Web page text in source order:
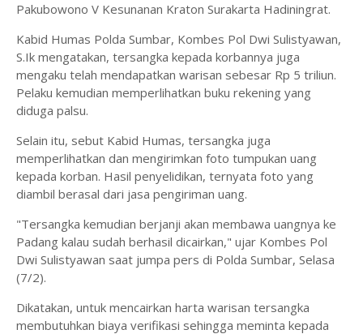
Pakubowono V Kesunanan Kraton Surakarta Hadiningrat.
Kabid Humas Polda Sumbar, Kombes Pol Dwi Sulistyawan,
S.Ik mengatakan, tersangka kepada korbannya juga
mengaku telah mendapatkan warisan sebesar Rp 5 triliun.
Pelaku kemudian memperlihatkan buku rekening yang
diduga palsu.
Selain itu, sebut Kabid Humas, tersangka juga
memperlihatkan dan mengirimkan foto tumpukan uang
kepada korban. Hasil penyelidikan, ternyata foto yang
diambil berasal dari jasa pengiriman uang.
"Tersangka kemudian berjanji akan membawa uangnya ke
Padang kalau sudah berhasil dicairkan," ujar Kombes Pol
Dwi Sulistyawan saat jumpa pers di Polda Sumbar, Selasa
(7/2).
Dikatakan, untuk mencairkan harta warisan tersangka
membutuhkan biaya verifikasi sehingga meminta kepada